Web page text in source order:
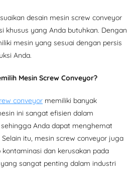
desain mesin screw conveyor
khusus yang Anda butuhkan. Dengan
mesin yang sesuai dengan persis
Anda.
Mesin Screw Conveyor?
conveyor memiliki banyak
ini sangat efisien dalam
Anda dapat menghemat
itu, mesin screw conveyor juga
dan kerusakan pada
sangat penting dalam industri